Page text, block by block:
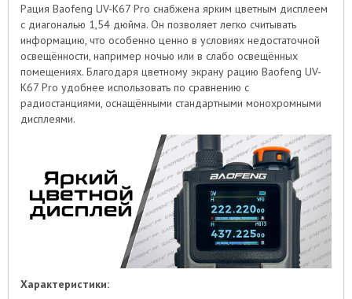
Рация Baofeng UV-K67 Pro снабжена ярким цветным дисплеем
с диагональю 1,54 дюйма. Он позволяет легко считывать
информацию, что особенно ценно в условиях недостаточной
освещённости, например ночью или в слабо освещённых
помещениях. Благодаря цветному экрану рацию Baofeng UV-
K67 Pro удобнее использовать по сравнению с
радиостанциями, оснащёнными стандартными монохромными
дисплеями.
Характеристики: